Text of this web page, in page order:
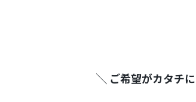
╲ ご希望がカタチ